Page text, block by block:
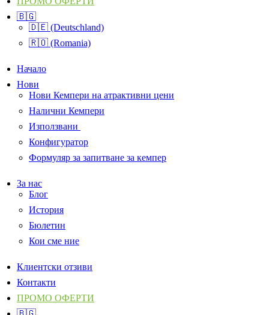
🇧🇬
🇩🇪 (Deutschland)
🇷🇴 (Romania)
Начало
Нови
Нови Кемпери на атрактивни цени
Налични Кемпери
Използвани
Конфигуратор
Формуляр за запитване за кемпер
За нас
Блог
История
Бюлетин
Кои сме ние
Клиентски отзиви
Контакти
ПРОМО ОФЕРТИ